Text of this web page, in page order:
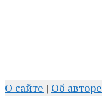
О сайте | Об авторе